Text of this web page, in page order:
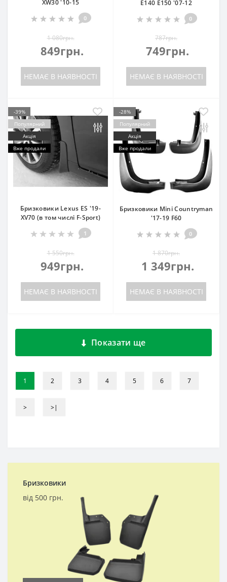
XW30 '10-15
0
1 080грн.
849грн.
НЕМАЄ В НАЯВНОСТІ
E140 E150 '07-12
0
787грн.
749грн.
НЕМАЄ В НАЯВНОСТІ
-39%
Популярний
Акція
Вже продали
Бризковики Lexus ES '19-
XV70 (в том числі F-Sport)
1
1 550грн.
949грн.
НЕМАЄ В НАЯВНОСТІ
-28%
Популярний
Акція
Вже продали
Бризковики Mini Countryman
'17-19 F60
0
1 870грн.
1 349грн.
НЕМАЄ В НАЯВНОСТІ
Показати ще
1 2 3 4 5 6 7
> >|
Бризковики
від 500 грн.